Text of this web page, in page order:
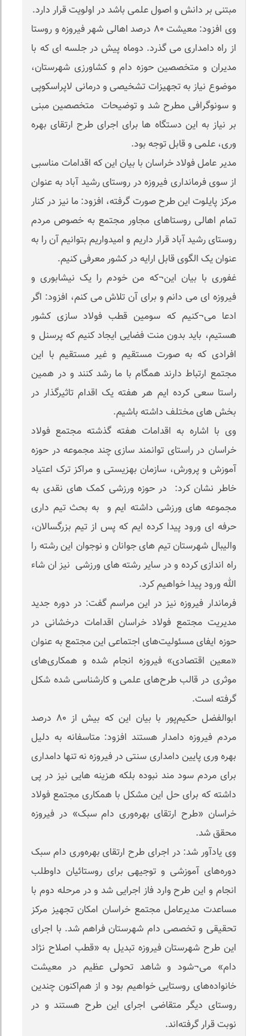
مبتنی بر دانش و اصول علمی باشد در اولویت قرار دارد.
وی افزود: معیشت ۸۰ درصد اهالی شهر فیروزه و روستا
از راه دامداری می گذرد. دوماه پیش در جلسه ای که با
مدیران و متخصصین حوزه دام و کشاورزی شهرستان،
موضوع نیاز به تجهیزات تشخیصی و درمانی لاپراسکوپی
و سونوگرافی مطرح شد و توضیحات متخصصین مبنی
بر نیاز به این دستگاه ها برای اجرای طرح ارتقای بهره
وری، علمی و قابل توجه بود.
مدیر عامل فولاد خراسان با بیان این که اقدامات مناسبی
از سوی فرمانداری فیروزه در روستای رشید آباد به عنوان
مرکز پایلوت این طرح صورت گرفته، افزود: ما نیز در کنار
تمام اهالی روستاهای مجاور مجتمع به خصوص مردم
روستای رشید آباد قرار داریم و امیدواریم بتوانیم آن را به
عنوان یک الگوی قابل ارایه در کشور معرفی کنیم.
غفوری با بیان این¬که من خودم را یک نیشابوری و
فیروزه ای می دانم و برای آن تلاش می کنم، افزود: اگر
‌ادعا می¬کنیم که سومین قطب فولاد سازی کشور
هستیم، باید بدون منت فضایی ایجاد کنیم که پرسنل و
افرادی که به صورت مستقیم و غیر مستقیم با این
مجتمع ارتباط دارند همگام با ما رشد کنند و در همین
راستا سعی کرده ایم هر هفته یک اقدام تاثیرگذار در
بخش های مختلف داشته باشیم.
وی‌‌ با اشاره به اقدامات هفته گذشته مجتمع فولاد
خراسان در راستای توانمند سازی چند مجموعه در حوزه
آموزش و پرورش، سازمان بهزیستی و مراکز ترک اعتیاد
خاطر نشان کرد: در حوزه ورزشی کمک های نقدی به
مجموعه های ورزشی داشته ایم و به بحث تیم داری
حرفه ای ورود پیدا کرده ایم که پس از تیم بزرگسالان،
والیبال شهرستان تیم های جوانان و نوجوان این رشته را
راه اندازی کرده و در سایر رشته های ورزشی نیز ان شاء
الله ورود پیدا خواهیم کرد.
فرماندار فیروزه نیز در این‌ مراسم گفت: در دوره جدید
مدیریت مجتمع فولاد خراسان اقدامات درخشانی در
حوزه ایفای مسئولیت‌های اجتماعی این مجتمع به عنوان
«معین اقتصادی» فیروزه انجام شده و همکاری‌های
موثری در قالب طرح‌های علمی و کارشناسی شده شکل
گرفته است.
ابوالفضل حکیم‌پور با بیان این که بیش از ۸۰ درصد
مردم فیروزه دامدار هستند افزود: متاسفانه به دلیل
بهره وری پایین دامداری سنتی در فیروزه نه تنها دامداری
برای مردم سود مند نبوده بلکه هزینه هایی نیز در پی
داشته که برای حل این مشکل با همکاری مجتمع فولاد
خراسان «طرح ارتقای بهره‌وری دام سبک» در فیروزه
محقق شد.
وی یادآور شد: در اجرای طرح ارتقای بهره‌وری دام سبک
دوره‌های آموزشی و توجیهی برای روستائیان داوطلب
انجام و این طرح وارد فاز اجرایی شد و در مرحله دوم با
مساعدت مدیرعامل مجتمع خراسان امکان تجهیز مرکز
تحقیقی و تخصصی دام شهرستان فراهم شد. با اجرای
این طرح شهرستان فیروزه تبدیل به «قطب اصلاح نژاد
دام»‌ می¬شود و شاهد تحولی عظیم در معیشت
خانواده‌های روستایی خواهیم بود و از هم‌اکنون چندین
روستای دیگر متقاضی اجرای این طرح هستند و در
نوبت قرار گرفته‌اند.